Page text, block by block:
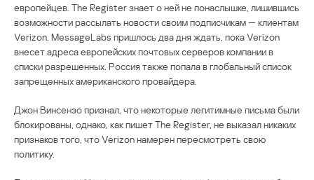
европейцев. The Register знает о ней не понаслышке, лишившись
возможности рассылать новости своим подписчикам — клиентам
Verizon. MessageLabs пришлось два дня ждать, пока Verizon
внесет адреса европейских почтовых серверов компании в
списки разрешенных. Россия также попала в глобальный список
запрещенных американского провайдера.
Джон Винсензо признал, что некоторые легитимные письма были
блокированы, однако, как пишет The Register, не выказал никаких
признаков того, что Verizon намерен пересмотреть свою
политику.